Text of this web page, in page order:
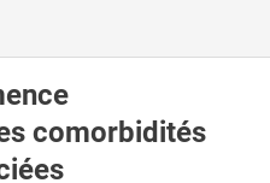
comorbidités